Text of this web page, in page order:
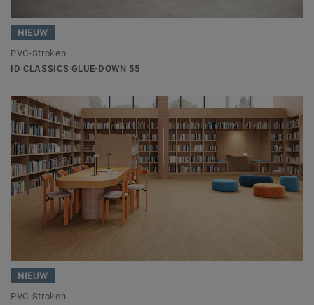
NIEUW
PVC-Stroken
ID CLASSICS GLUE-DOWN 55
NIEUW
PVC-Stroken